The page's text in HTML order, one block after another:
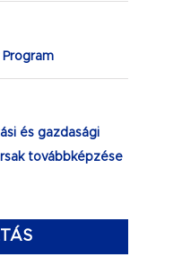
Program
és gazdasági
továbbképzése